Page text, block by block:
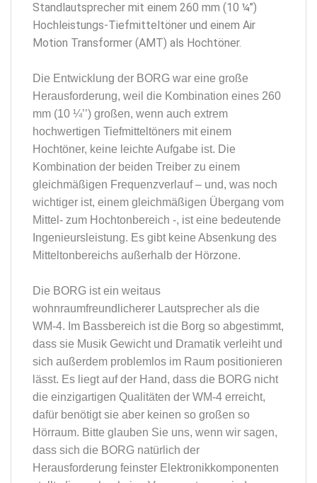
Standlautsprecher mit einem 260 mm (10 ¼’’)
Hochleistungs-Tiefmitteltöner und einem Air
Motion Transformer (AMT) als Hochtöner.
Die Entwicklung der BORG war eine große
Herausforderung, weil die Kombination eines 260
mm (10 ¼’’) großen, wenn auch extrem
hochwertigen Tiefmitteltöners mit einem
Hochtöner, keine leichte Aufgabe ist. Die
Kombination der beiden Treiber zu einem
gleichmäßigen Frequenzverlauf – und, was noch
wichtiger ist, einem gleichmäßigen Übergang vom
Mittel- zum Hochtonbereich -, ist eine bedeutende
Ingenieursleistung. Es gibt keine Absenkung des
Mitteltonbereichs außerhalb der Hörzone.
Die BORG ist ein weitaus
wohnraumfreundlicherer Lautsprecher als die
WM-4. Im Bassbereich ist die Borg so abgestimmt,
dass sie Musik Gewicht und Dramatik verleiht und
sich außerdem problemlos im Raum positionieren
lässt. Es liegt auf der Hand, dass die BORG nicht
die einzigartigen Qualitäten der WM-4 erreicht,
dafür benötigt sie aber keinen so großen so
Hörraum. Bitte glauben Sie uns, wenn wir sagen,
dass sich die BORG natürlich der
Herausforderung feinster Elektronikkomponenten